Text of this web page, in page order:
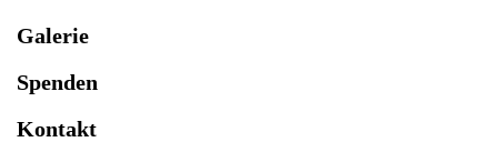
Galerie
Spenden
Kontakt